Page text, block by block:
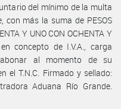
del mínimo de la multa
con más la suma de PESOS
Y UNO CON OCHENTA Y
concepto de I.V.A., carga
al momento de su
el T.N.C. Firmado y sellado:
Aduana Río Grande.